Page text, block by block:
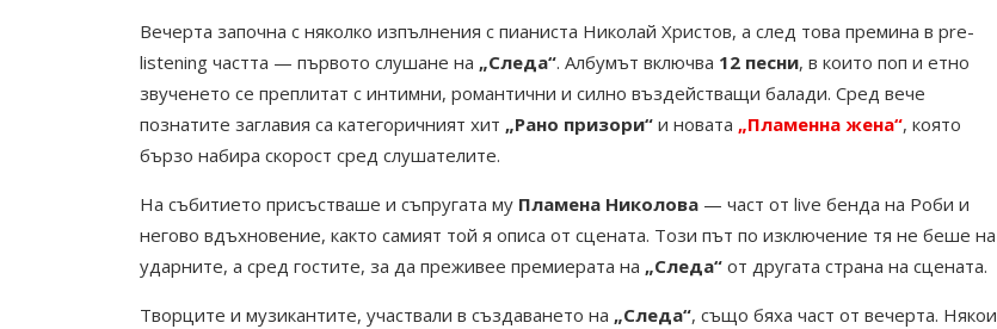
Вечерта започна с няколко изпълнения с пианиста Николай Христов, а след това премина в pre-
listening частта — първото слушане на „Следа“. Албумът включва 12 песни, в които поп и етно
звученето се преплитат с интимни, романтични и силно въздействащи балади. Сред вече
познатите заглавия са категоричният хит „Рано призори“ и новата „Пламенна жена“, която
бързо набира скорост сред слушателите.
На събитието присъстваше и съпругата му Пламена Николова — част от live бенда на Роби и
негово вдъхновение, както самият той я описа от сцената. Този път по изключение тя не беше на
ударните, а сред гостите, за да преживее премиерата на „Следа“ от другата страна на сцената.
Творците и музикантите, участвали в създаването на „Следа“, също бяха част от вечерта. Някои